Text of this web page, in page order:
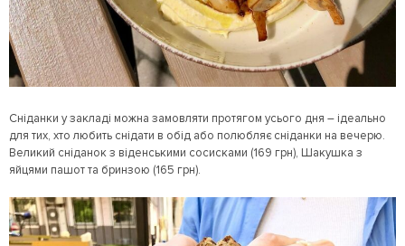
Сніданки у закладі можна замовляти протягом усього дня – ідеально
для тих, хто любить снідати в обід або полюбляє сніданки на вечерю.
Великий сніданок з віденськими сосисками (169 грн), Шакушка з
яйцями пашот та бринзою (165 грн).